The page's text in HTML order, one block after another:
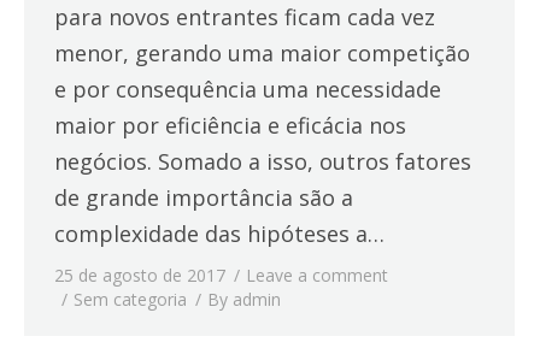
para novos entrantes ficam cada vez
menor, gerando uma maior competição
e por consequência uma necessidade
maior por eficiência e eficácia nos
negócios. Somado a isso, outros fatores
de grande importância são a
complexidade das hipóteses a…
25 de agosto de 2017
Leave a comment
Sem categoria
By admin